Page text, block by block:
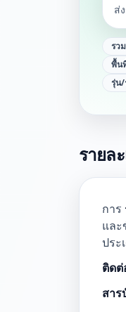
ส่
รว
พื้น
รุ่น/
รายล
การ
และ
ประ
ติดต่
สา